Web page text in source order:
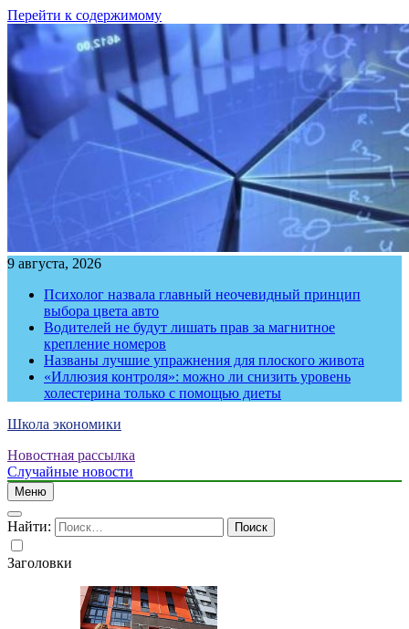
Перейти к содержимому
9 августа, 2026
Психолог назвала главный неочевидный принцип
выбора цвета авто
Водителей не будут лишать прав за магнитное
крепление номеров
Названы лучшие упражнения для плоского живота
«Иллюзия контроля»: можно ли снизить уровень
холестерина только с помощью диеты
Школа экономики
Новостная рассылка
Случайные новости
Меню
Найти:
Заголовки